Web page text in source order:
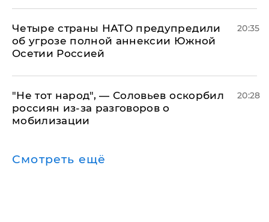
Четыре страны НАТО предупредили
об угрозе полной аннексии Южной
Осетии Россией
20:35
​"Не тот народ", — Соловьев оскорбил
россиян из-за разговоров о
мобилизации
20:28
Смотреть ещё